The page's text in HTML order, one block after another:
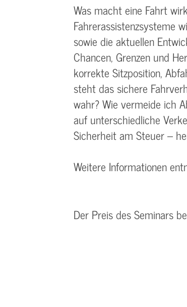
Was macht eine Fahrt
Fahrerassistenzsysteme
sowie die aktuellen
Chancen, Grenzen und
korrekte Sitzposition,
steht das sichere
wahr? Wie vermeide ich
auf unterschiedliche
Sicherheit am Steuer –
Weitere Informationen
Der Preis des Seminars